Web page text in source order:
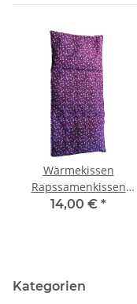
Wärmekissen
Rapssamenkissen
rechteckig "rosa
14,00 € *
Kategorien